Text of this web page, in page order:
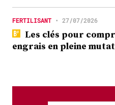
FERTILISANT • 27/07/2026
Les clés pour
engrais en pleine